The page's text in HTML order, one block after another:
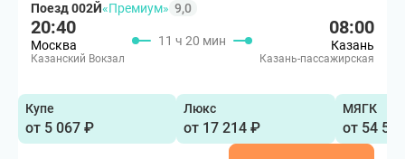
Поезд 002Й«Премиум» 9,0
20:40
Москва
Казанский Вокзал
11 ч 20 мин
08:00
Казань
Казань-пассажирская
Купе
от 5 067 ₽
Люкс
от 17 214 ₽
МЯГК
от 54